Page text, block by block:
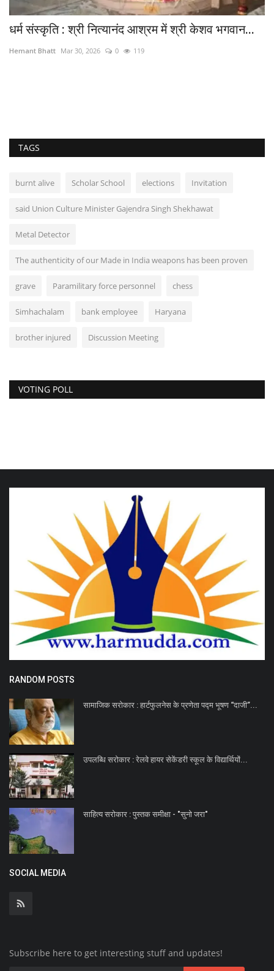
धर्म संस्कृति : श्री नित्यानंद आश्रम में श्री केशव भगवान...
Hemant Bhatt Mar 30, 2026 0 119
TAGS
burnt alive Scholar School elections Invitation
said Union Culture Minister Gajendra Singh Shekhawat
Metal Detector
The authenticity of our Made in India weapons has been proven
grave Paramilitary force personnel chess
Simhachalam bank employee Haryana
brother injured Discussion Meeting
VOTING POLL
RANDOM POSTS
सामाजिक सरोकार : हार्टफुलनेस के प्रणेता पद्म भूषण ‘‘दाजी’’...
उपलब्धि सरोकार : रेलवे हायर सेकेंडरी स्कूल के विद्यार्थियों...
साहित्य सरोकार : पुस्तक समीक्षा - "सुनो जरा"
SOCIAL MEDIA
Subscribe here to get interesting stuff and updates!